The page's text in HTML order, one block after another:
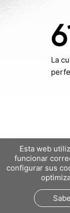
La
Esta web
funcionar
configurar sus